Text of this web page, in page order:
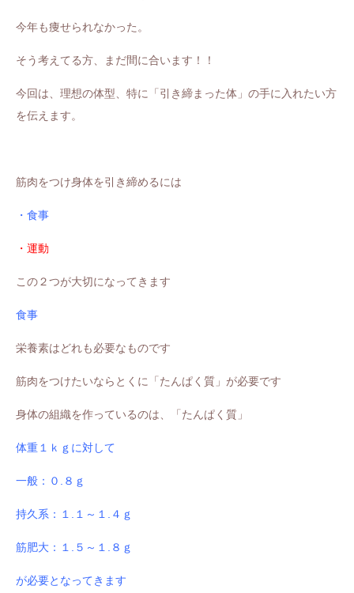
今年も痩せられなかった。
そう考えてる方、 まだ間に合います！！
今回は、理想の体型、特に「引き締まった体」の手に入れたい方
を伝えます。
筋肉をつけ身体を引き締めるには
・食事
・運動
この２つが大切になってきます
食事
栄養素はどれも必要なものです
筋肉をつけたいならとくに「たんぱく質」が必要です
身体の組織を作っているのは、「たんぱく質」
体重１ｋｇに対して
一般：０.８ｇ
持久系：１.１～１.４ｇ
筋肥大：１.５～１.８ｇ
が必要となってきます